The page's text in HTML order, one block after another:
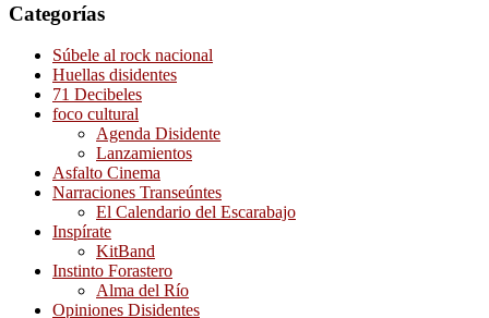
Categorías
Súbele al rock nacional
Huellas disidentes
71 Decibeles
foco cultural
Agenda Disidente
Lanzamientos
Asfalto Cinema
Narraciones Transeúntes
El Calendario del Escarabajo
Inspírate
KitBand
Instinto Forastero
Alma del Río
Opiniones Disidentes